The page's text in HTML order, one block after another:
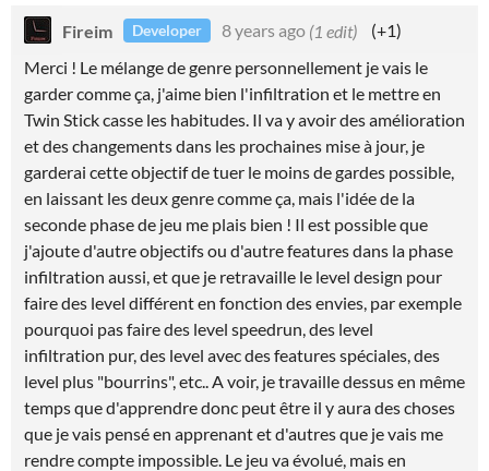
Fireim Developer 8 years ago (1 edit)
(+1)
Merci ! Le mélange de genre personnellement je vais le
garder comme ça, j'aime bien l'infiltration et le mettre en
Twin Stick casse les habitudes. Il va y avoir des amélioration
et des changements dans les prochaines mise à jour, je
garderai cette objectif de tuer le moins de gardes possible,
en laissant les deux genre comme ça, mais l'idée de la
seconde phase de jeu me plais bien ! Il est possible que
j'ajoute d'autre objectifs ou d'autre features dans la phase
infiltration aussi, et que je retravaille le level design pour
faire des level différent en fonction des envies, par exemple
pourquoi pas faire des level speedrun, des level
infiltration pur, des level avec des features spéciales, des
level plus "bourrins", etc.. A voir, je travaille dessus en même
temps que d'apprendre donc peut être il y aura des choses
que je vais pensé en apprenant et d'autres que je vais me
rendre compte impossible. Le jeu va évolué, mais en